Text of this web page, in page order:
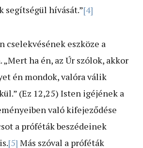
segítségül hívását.”[4]
cselekvésének eszköze a
ha én, az Úr szólok, akkor
én mondok, valóra válik
(Ez 12,25) Isten igéjének a
való kifejeződése
a próféták beszédeinek
[5] Más szóval a próféták